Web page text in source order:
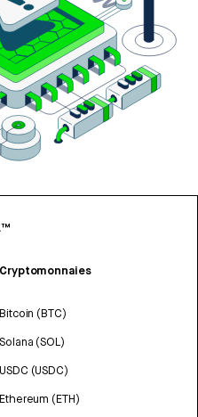
Cryptomonnaies
Bitcoin (BTC)
Solana (SOL)
USDC (USDC)
Ethereum (ETH)